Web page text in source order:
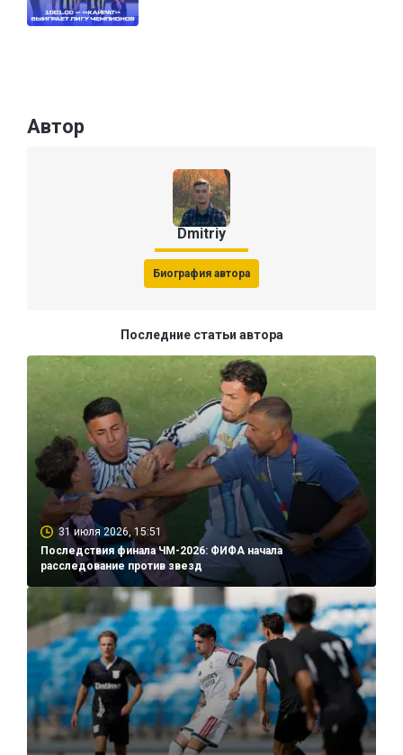
Автор
Dmitriy
Биография автора
Последние статьи автора
31 июля 2026, 15:51
Последствия финала ЧМ-2026: ФИФА начала
расследование против звезд